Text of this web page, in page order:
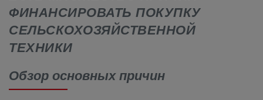
КОНТАКТЫ
ФИНАНСИРОВАТЬ ПОКУПКУ
СЕЛЬСКОХОЗЯЙСТВЕННОЙ
ТЕХНИКИ
Обзор основных причин